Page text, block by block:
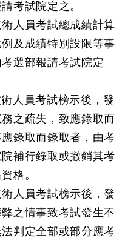
考試院定之。
人員考試總成績計算
及成績特別設限等事
選部報請考試院定
人員考試榜示後，發
之疏失，致應錄取而
錄取而錄取者，由考
補行錄取或撤銷其考
格。
人員考試榜示後，發
之情事致考試發生不
判定全部或部分應考